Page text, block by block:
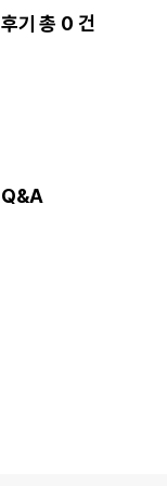
후기 총 0 건
Q&A